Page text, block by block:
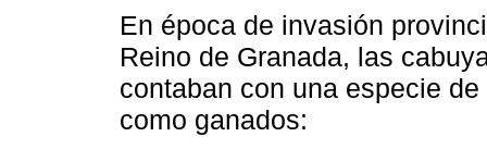
En época de invasión
Reino de Granada, las
contaban con una especie
como ganados: